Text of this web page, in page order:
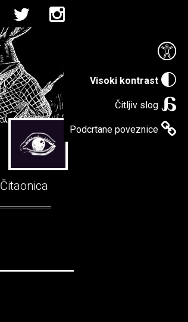
Visoki kontrast
Čitljiv slog
Podcrtane poveznice
Čitaonica